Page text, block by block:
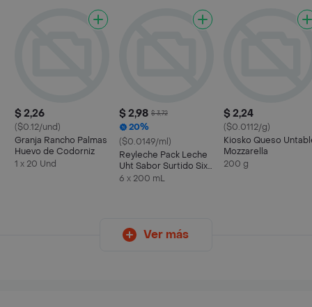
$ 2,26
($0.12/und)
Granja Rancho Palmas
Huevo de Codorniz
1 x 20 Und
$ 2,98 $ 3,72
20%
($0.0149/ml)
Reyleche Pack Leche
Uht Sabor Surtido Six
Pack
6 x 200 mL
$ 2,24
($0.0112/g)
Kiosko Queso
Mozzarella
200 g
Ver más